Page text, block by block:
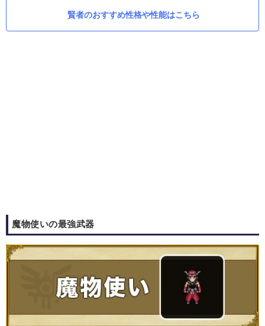
賢者のおすすめ性格や性能はこちら
魔物使いの最強武器